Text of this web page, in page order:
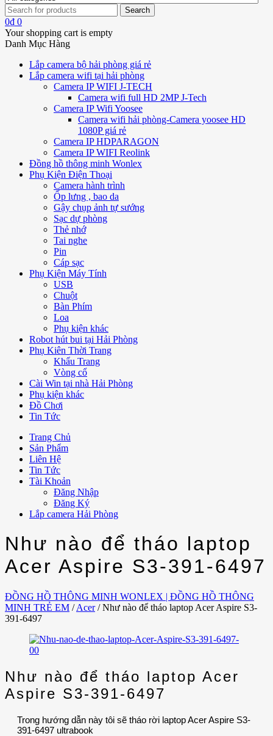
0₫ 0
Your shopping cart is empty
Danh Mục Hàng
Lắp camera bộ hải phòng giá rẻ
Lắp camera wifi tại hải phòng
Camera IP WIFI J-TECH
Camera wifi full HD 2MP J-Tech
Camera IP Wifi Yoosee
Camera wifi hải phòng-Camera yoosee HD
1080P giá rẻ
Camera IP HDPARAGON
Camera IP WIFI Reolink
Đồng hồ thông minh Wonlex
Phụ Kiện Điện Thoại
Camera hành trình
Ốp lưng , bao da
Gậy chụp ảnh tự sướng
Sạc dự phòng
Thẻ nhớ
Tai nghe
Pin
Cáp sạc
Phụ Kiện Máy Tính
USB
Chuột
Bàn Phím
Loa
Phụ kiện khác
Robot hút bui tại Hải Phòng
Phụ Kiên Thời Trang
Khẩu Trang
Vòng cổ
Cài Win tại nhà Hải Phòng
Phụ kiện khác
Đồ Chơi
Tin Tức
Trang Chủ
Sản Phẩm
Liên Hệ
Tin Tức
Tài Khoản
Đăng Nhập
Đăng Ký
Lắp camera Hải Phòng
Như nào để tháo laptop
Acer Aspire S3-391-6497
ĐỒNG HỒ THÔNG MINH WONLEX | ĐỒNG HỒ THÔNG
MINH TRẺ EM / Acer / Như nào để tháo laptop Acer Aspire S3-
391-6497
Như nào để tháo laptop Acer
Aspire S3-391-6497
Trong hướng dẫn này tôi sẽ tháo rời laptop Acer Aspire S3-
391-6497 ultrabook